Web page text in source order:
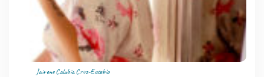
Jairene Calabia Cruz-Eusebio